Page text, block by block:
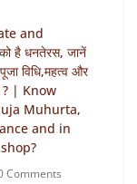
and
है धनतेरस, जानें
विधि,महत्व और
? | Know
Muhurta,
and in
Comments